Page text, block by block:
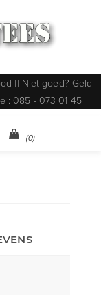
|| Niet goed? Geld
: 085 - 073 01 45
(0)